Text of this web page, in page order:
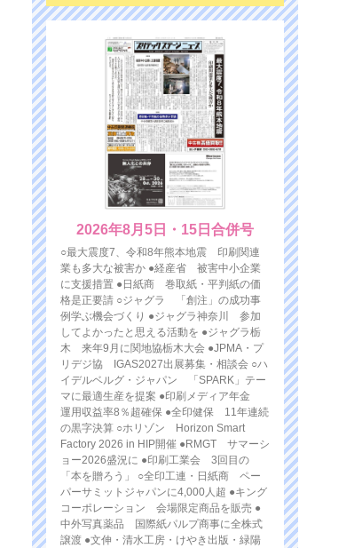
2026年8月5日・15日合併号
○最大震度7、令和8年熊本地震 印刷関連
業も多大な被害か ●経産省 被害中小企業
に支援措置 ●日紙商 巻取紙・平判紙の価
格是正要請 ○ジャグラ 「創注」の成功事
例学ぶ機会づくり ●ジャグラ神奈川 参加
してよかったと思える活動を ●ジャグラ栃
木 来年9月に関地協栃木大会 ●JPMA・プ
リデジ協 IGAS2027出展募集・相談会 ○ハ
イデルベルグ・ジャパン 「SPARK」テー
マに最適生産を提案 ●印刷メディア年金
運用収益率8％超確保 ●全印健保 11年連続
の黒字決算 ○ホリゾン Horizon Smart
Factory 2026 in HIP開催 ●RMGT サマーシ
ョー2026盛況に ●印刷工業会 3回目の
「本を贈ろう」 ○全印工連・日紙商 ペー
パーサミットジャパンに4,000人超 ●キング
コーポレーション 会場限定商品を販売 ●
中外写真薬品 国際紙パルプ商事に全株式
譲渡 ●文伸・清水工房・けやき出版・緑陽